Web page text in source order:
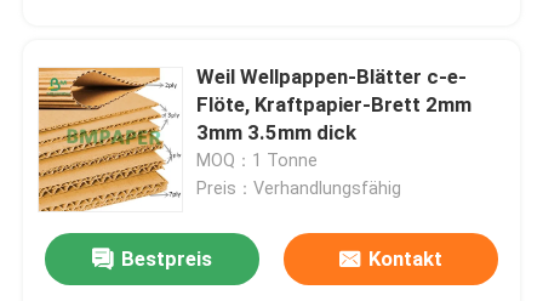
Weil Wellpappen-Blätter c-e-
Flöte, Kraftpapier-Brett 2mm
3mm 3.5mm dick
MOQ：1 Tonne
Preis：Verhandlungsfähig
Bestpreis Kontakt